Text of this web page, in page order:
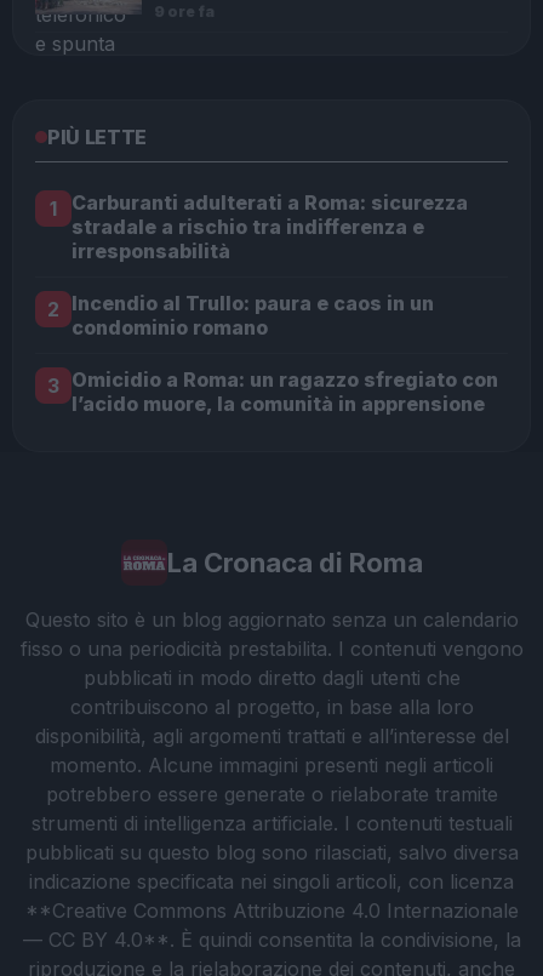
9 ore fa
PIÙ LETTE
1
Carburanti adulterati a Roma: sicurezza
stradale a rischio tra indifferenza e
irresponsabilità
2 Incendio al Trullo: paura e caos in un
condominio romano
3 Omicidio a Roma: un ragazzo sfregiato con
l’acido muore, la comunità in apprensione
La Cronaca di Roma
Questo sito è un blog aggiornato senza un calendario
fisso o una periodicità prestabilita. I contenuti vengono
pubblicati in modo diretto dagli utenti che
contribuiscono al progetto, in base alla loro
disponibilità, agli argomenti trattati e all’interesse del
momento. Alcune immagini presenti negli articoli
potrebbero essere generate o rielaborate tramite
strumenti di intelligenza artificiale. I contenuti testuali
pubblicati su questo blog sono rilasciati, salvo diversa
indicazione specificata nei singoli articoli, con licenza
**Creative Commons Attribuzione 4.0 Internazionale
— CC BY 4.0**. È quindi consentita la condivisione, la
riproduzione e la rielaborazione dei contenuti, anche